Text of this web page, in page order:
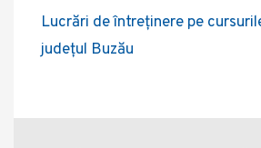
Lucrări de întreținere pe
județul Buzău